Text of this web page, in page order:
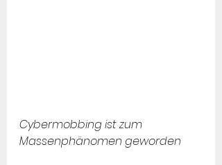
Cybermobbing ist zum
Massenphänomen geworden